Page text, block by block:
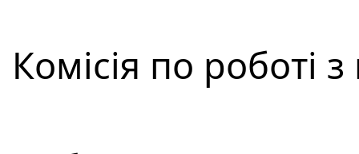
Комісія по